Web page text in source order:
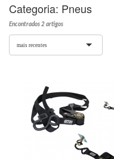
Categoria: Pneus
Encontrados 2 artigos
mais recentes